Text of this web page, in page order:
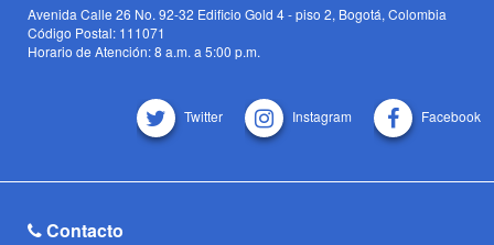
Avenida Calle 26 No. 92-32 Edificio Gold 4 - piso 2, Bogotá, Colombia
Código Postal: 111071
Horario de Atención: 8 a.m. a 5:00 p.m.
Twitter Instagram Facebook
Contacto